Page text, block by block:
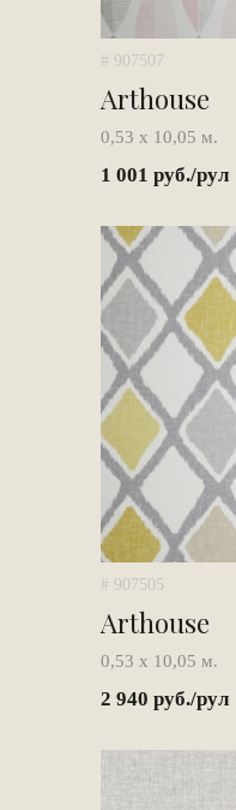
# 907507
Arthouse
0,53 х 10,05 м.
1 001 руб./рул
# 907505
Arthouse
0,53 х 10,05 м.
2 940 руб./рул